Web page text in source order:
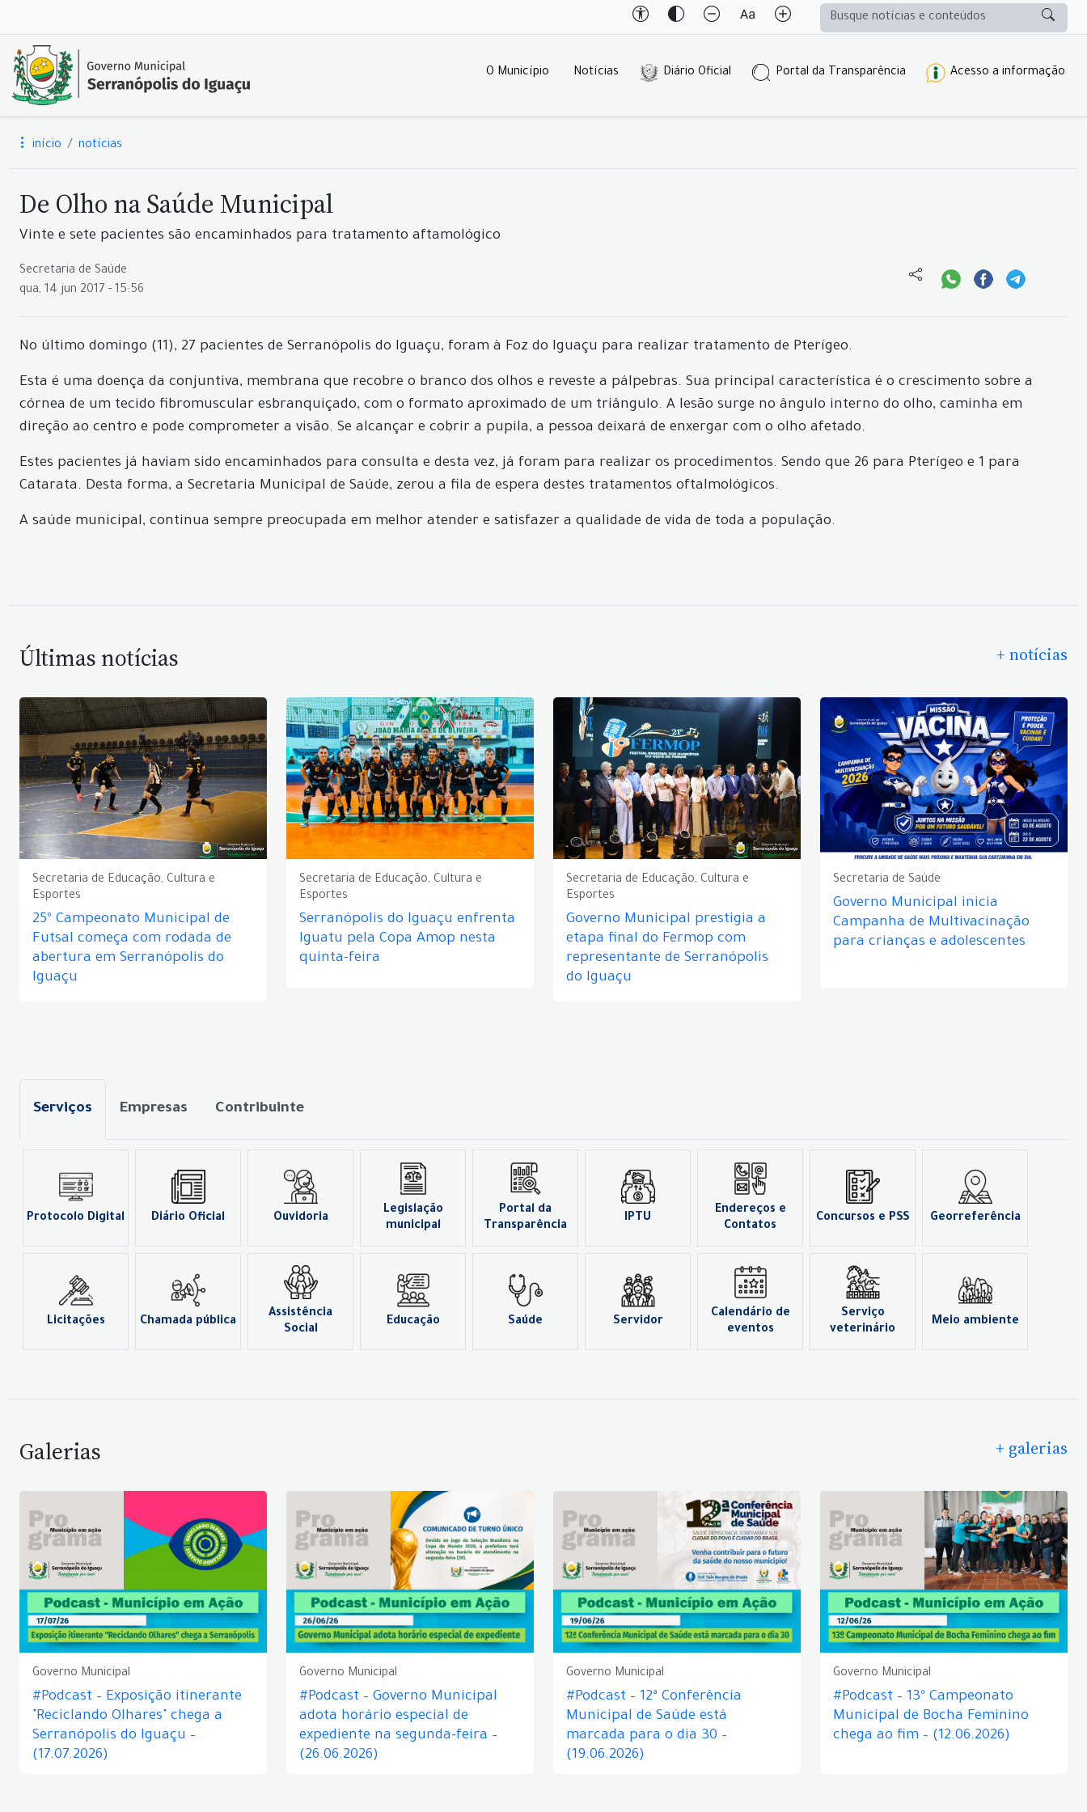
O Município Notícias Diário Oficial Portal da Transparência Acesso a informação
início notícias
De Olho na Saúde Municipal
Vinte e sete pacientes são encaminhados para tratamento aftamológico
Secretaria de Saúde
qua, 14 jun 2017 - 15:56
No último domingo (11), 27 pacientes de Serranópolis do Iguaçu, foram à Foz do Iguaçu para realizar tratamento de Pterígeo.
Esta é uma doença da conjuntiva, membrana que recobre o branco dos olhos e reveste a pálpebras. Sua principal característica é o crescimento sobre a
córnea de um tecido fibromuscular esbranquiçado, com o formato aproximado de um triângulo. A lesão surge no ângulo interno do olho, caminha em
direção ao centro e pode comprometer a visão. Se alcançar e cobrir a pupila, a pessoa deixará de enxergar com o olho afetado.
Estes pacientes já haviam sido encaminhados para consulta e desta vez, já foram para realizar os procedimentos. Sendo que 26 para Pterígeo e 1 para
Catarata. Desta forma, a Secretaria Municipal de Saúde, zerou a fila de espera destes tratamentos oftalmológicos.
A saúde municipal, continua sempre preocupada em melhor atender e satisfazer a qualidade de vida de toda a população.
Últimas notícias + notícias
Secretaria de Educação, Cultura e
Esportes
25º Campeonato Municipal de
Futsal começa com rodada de
abertura em Serranópolis do
Iguaçu
Secretaria de Educação, Cultura e
Esportes
Serranópolis do Iguaçu enfrenta
Iguatu pela Copa Amop nesta
quinta-feira
Secretaria de Educação, Cultura e
Esportes
Governo Municipal prestigia a
etapa final do Fermop com
representante de Serranópolis
do Iguaçu
Secretaria de Saúde
Governo Municipal inicia
Campanha de Multivacinação
para crianças e adolescentes
Serviços Empresas Contribuinte
Protocolo Digital Diário Oficial Ouvidoria
Legislação
municipal
Portal da
Transparência
IPTU
Endereços e
Contatos
Concursos e PSS Georreferência
Licitações Chamada pública
Assistência
Social
Educação Saúde Servidor
Calendário de
eventos
Serviço
veterinário
Meio ambiente
Galerias + galerias
Governo Municipal
#Podcast – Exposição itinerante
"Reciclando Olhares" chega a
Serranópolis do Iguaçu –
(17.07.2026)
Governo Municipal
#Podcast – Governo Municipal
adota horário especial de
expediente na segunda-feira –
(26.06.2026)
Governo Municipal
#Podcast – 12ª Conferência
Municipal de Saúde está
marcada para o dia 30 –
(19.06.2026)
Governo Municipal
#Podcast – 13º Campeonato
Municipal de Bocha Feminino
chega ao fim – (12.06.2026)